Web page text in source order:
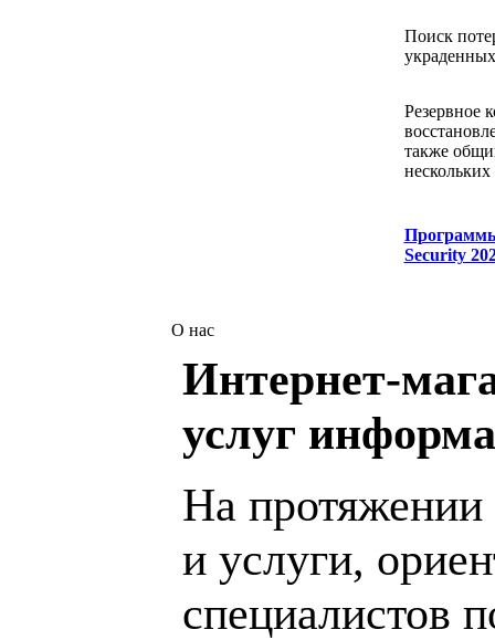
Поиск
Резервное
также
нескольких
Security
О нас
Интернет-
услуг
На протяжении
и услуги,
специалистов